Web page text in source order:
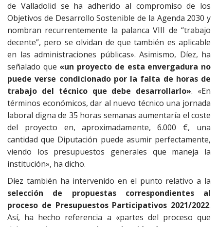
de Valladolid se ha adherido al compromiso de los
Objetivos de Desarrollo Sostenible de la Agenda 2030 y
nombran recurrentemente la palanca VIII de “trabajo
decente”, pero se olvidan de que también es aplicable
en las administraciones públicas». Asimismo, Díez, ha
señalado que «un proyecto de esta envergadura no
puede verse condicionado por la falta de horas de
trabajo del técnico que debe desarrollarlo». «En
términos económicos, dar al nuevo técnico una jornada
laboral digna de 35 horas semanas aumentaría el coste
del proyecto en, aproximadamente, 6.000 €, una
cantidad que Diputación puede asumir perfectamente,
viendo los presupuestos generales que maneja la
institución», ha dicho.
Díez también ha intervenido en el punto relativo a la
selección de propuestas correspondientes al
proceso de Presupuestos Participativos 2021/2022.
Así, ha hecho referencia a «partes del proceso que